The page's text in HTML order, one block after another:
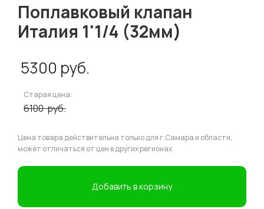
Поплавковый клапан
Италия 1'1/4 (32мм)
5300 руб.
Старая цена:
6100руб.
Цена товара действительна только для г.Самара и области,
может отличаться от цен в других регионах
Добавить в корзину